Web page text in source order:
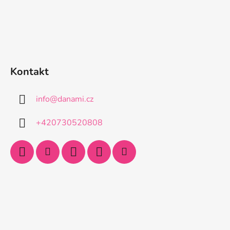
Kontakt
info@danami.cz
+420730520808